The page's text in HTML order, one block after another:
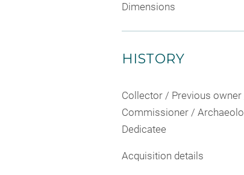
Dimensions
HISTORY
Collector / Previous owner
Commissioner /
Dedicatee
Acquisition details